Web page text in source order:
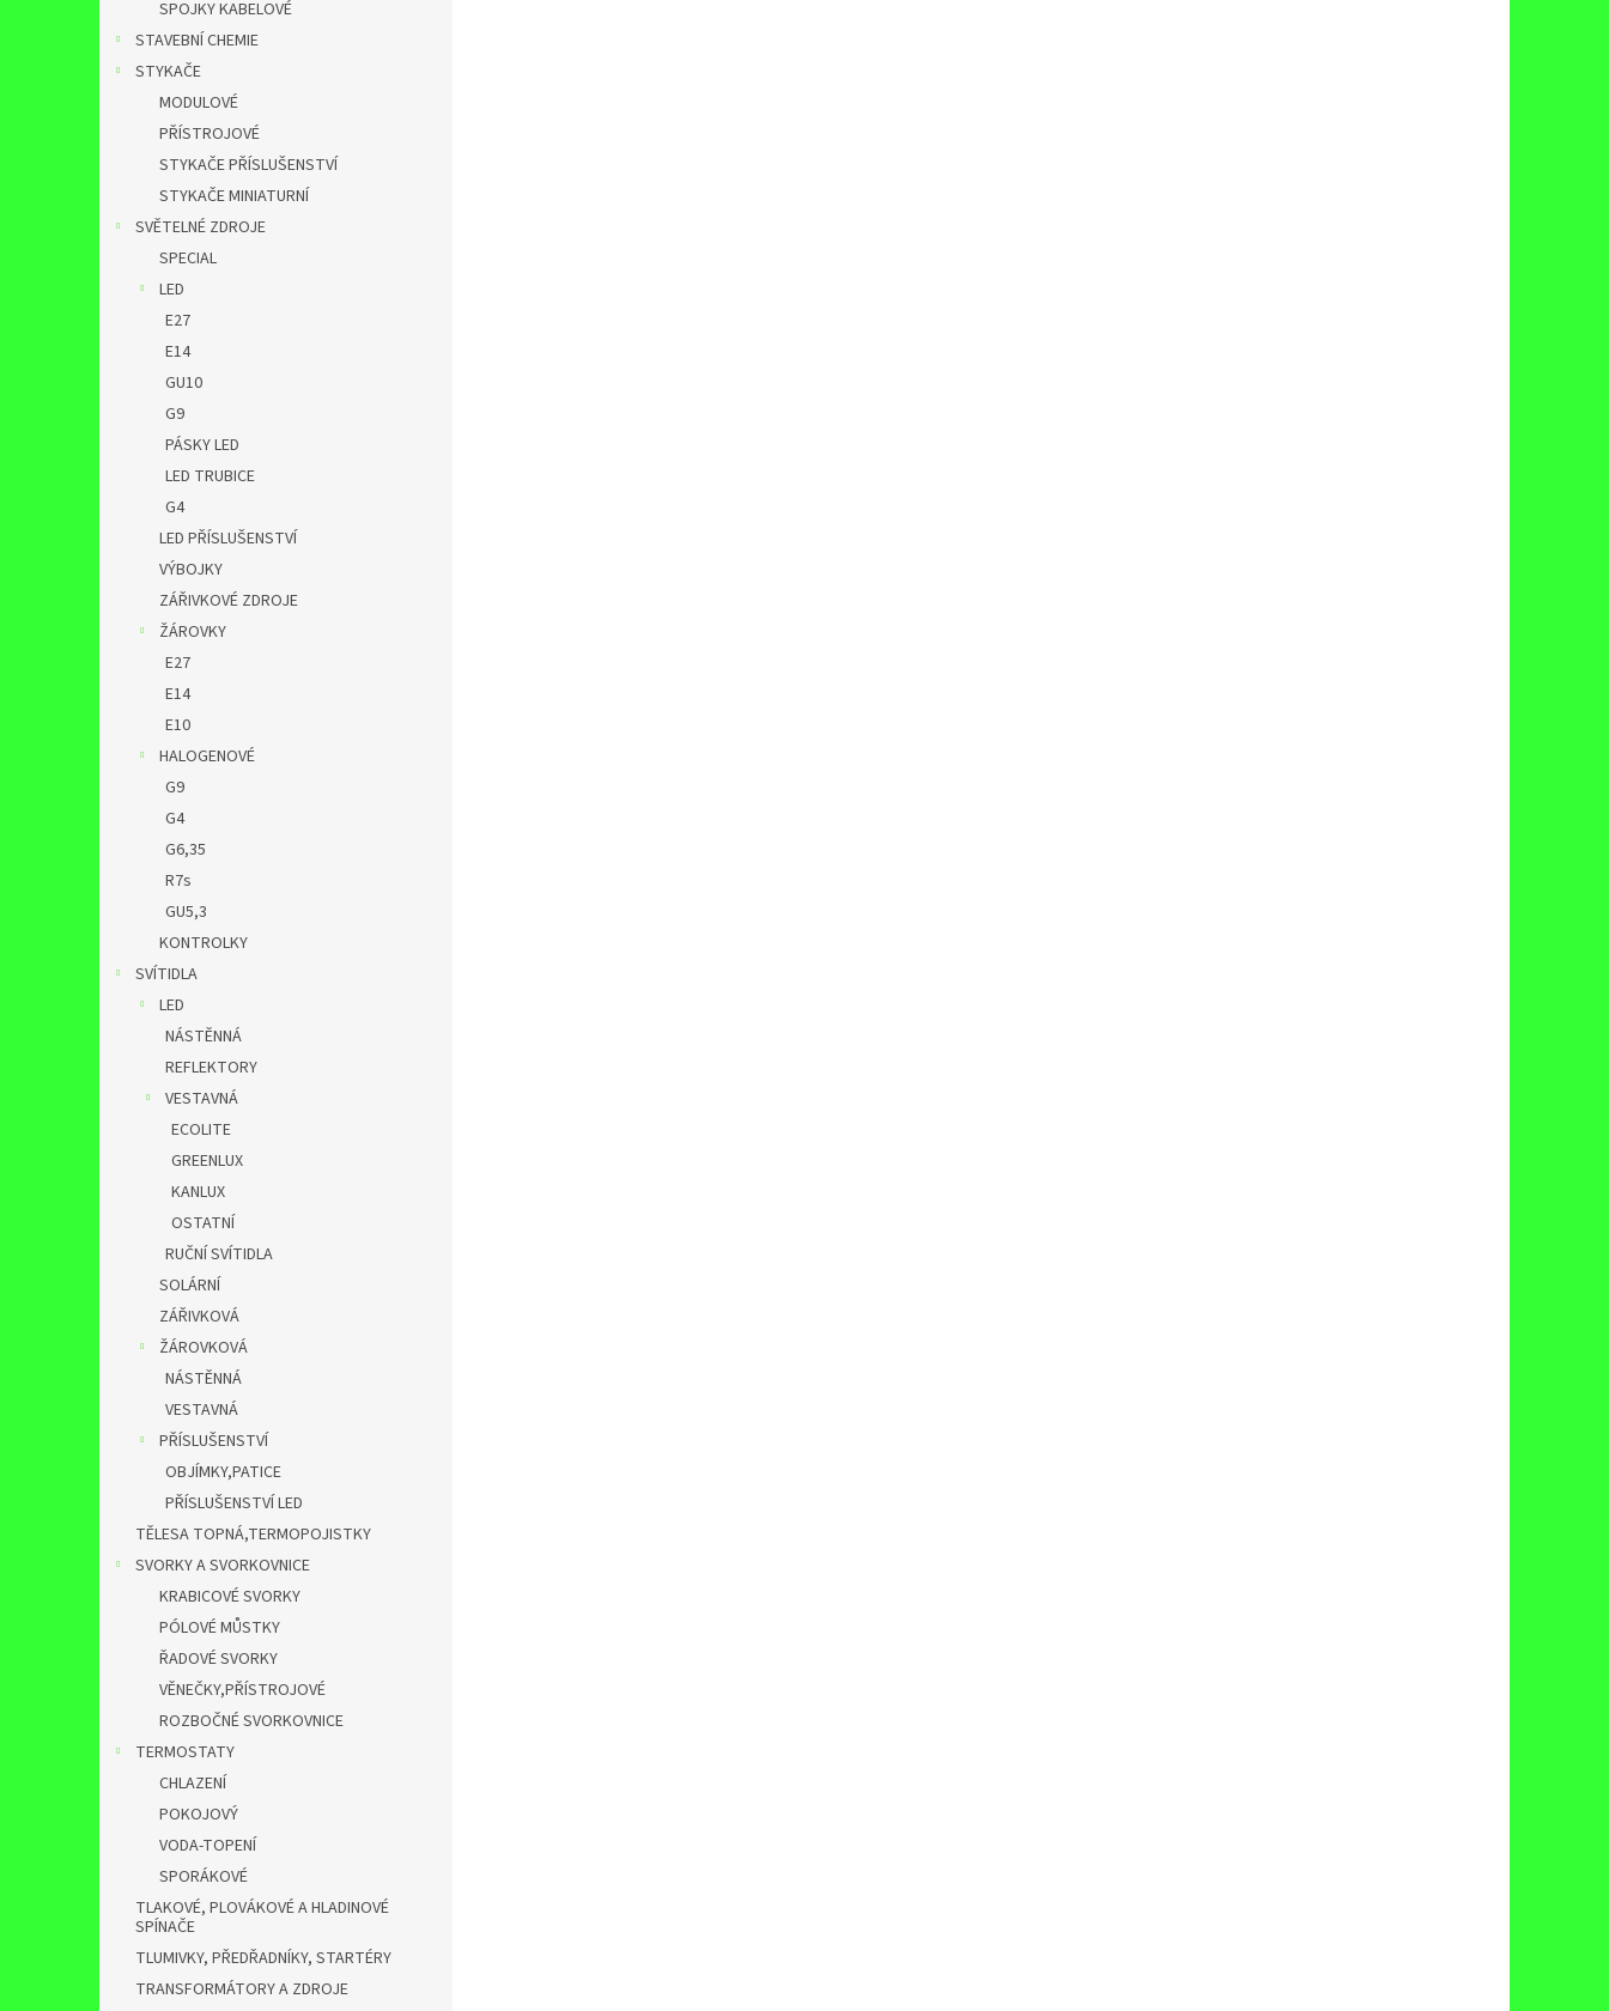
SPOJKY KABELOVÉ
STAVEBNÍ CHEMIE
STYKAČE
MODULOVÉ
PŘÍSTROJOVÉ
STYKAČE PŘÍSLUŠENSTVÍ
STYKAČE MINIATURNÍ
SVĚTELNÉ ZDROJE
SPECIAL
LED
E27
E14
GU10
G9
PÁSKY LED
LED TRUBICE
G4
LED PŘÍSLUŠENSTVÍ
VÝBOJKY
ZÁŘIVKOVÉ ZDROJE
ŽÁROVKY
E27
E14
E10
HALOGENOVÉ
G9
G4
G6,35
R7s
GU5,3
KONTROLKY
SVÍTIDLA
LED
NÁSTĚNNÁ
REFLEKTORY
VESTAVNÁ
ECOLITE
GREENLUX
KANLUX
OSTATNÍ
RUČNÍ SVÍTIDLA
SOLÁRNÍ
ZÁŘIVKOVÁ
ŽÁROVKOVÁ
NÁSTĚNNÁ
VESTAVNÁ
PŘÍSLUŠENSTVÍ
OBJÍMKY,PATICE
PŘÍSLUŠENSTVÍ LED
TĚLESA TOPNÁ,TERMOPOJISTKY
SVORKY A SVORKOVNICE
KRABICOVÉ SVORKY
PÓLOVÉ MŮSTKY
ŘADOVÉ SVORKY
VĚNEČKY,PŘÍSTROJOVÉ
ROZBOČNÉ SVORKOVNICE
TERMOSTATY
CHLAZENÍ
POKOJOVÝ
VODA-TOPENÍ
SPORÁKOVÉ
TLAKOVÉ, PLOVÁKOVÉ A HLADINOVÉ
SPÍNAČE
TLUMIVKY, PŘEDŘADNÍKY, STARTÉRY
TRANSFORMÁTORY A ZDROJE